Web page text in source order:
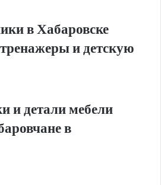
в Хабаровске
и детскую
и детали мебели
в